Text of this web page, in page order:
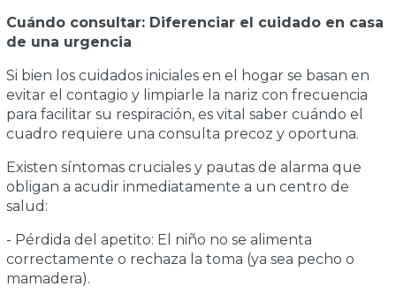
Cuándo consultar: Diferenciar el cuidado en casa
de una urgencia
Si bien los cuidados iniciales en el hogar se basan en
evitar el contagio y limpiarle la nariz con frecuencia
para facilitar su respiración, es vital saber cuándo el
cuadro requiere una consulta precoz y oportuna.
Existen síntomas cruciales y pautas de alarma que
obligan a acudir inmediatamente a un centro de
salud:
- Pérdida del apetito: El niño no se alimenta
correctamente o rechaza la toma (ya sea pecho o
mamadera).